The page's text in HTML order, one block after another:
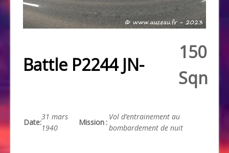
Battle P2244 JN-
150
Sqn
Date:
31 mars
1940
Mission :
Vol d’entrainement au
bombardement de nuit